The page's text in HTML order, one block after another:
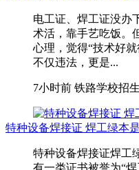
电工证、焊工证没办
术活，靠手艺吃饭。
心理，觉得“技术好
不仅违法，更是...
7小时前 铁路学校招生
特种设备焊接证 焊工绿本
特种设备焊接证焊工
有一类证书被誉为“